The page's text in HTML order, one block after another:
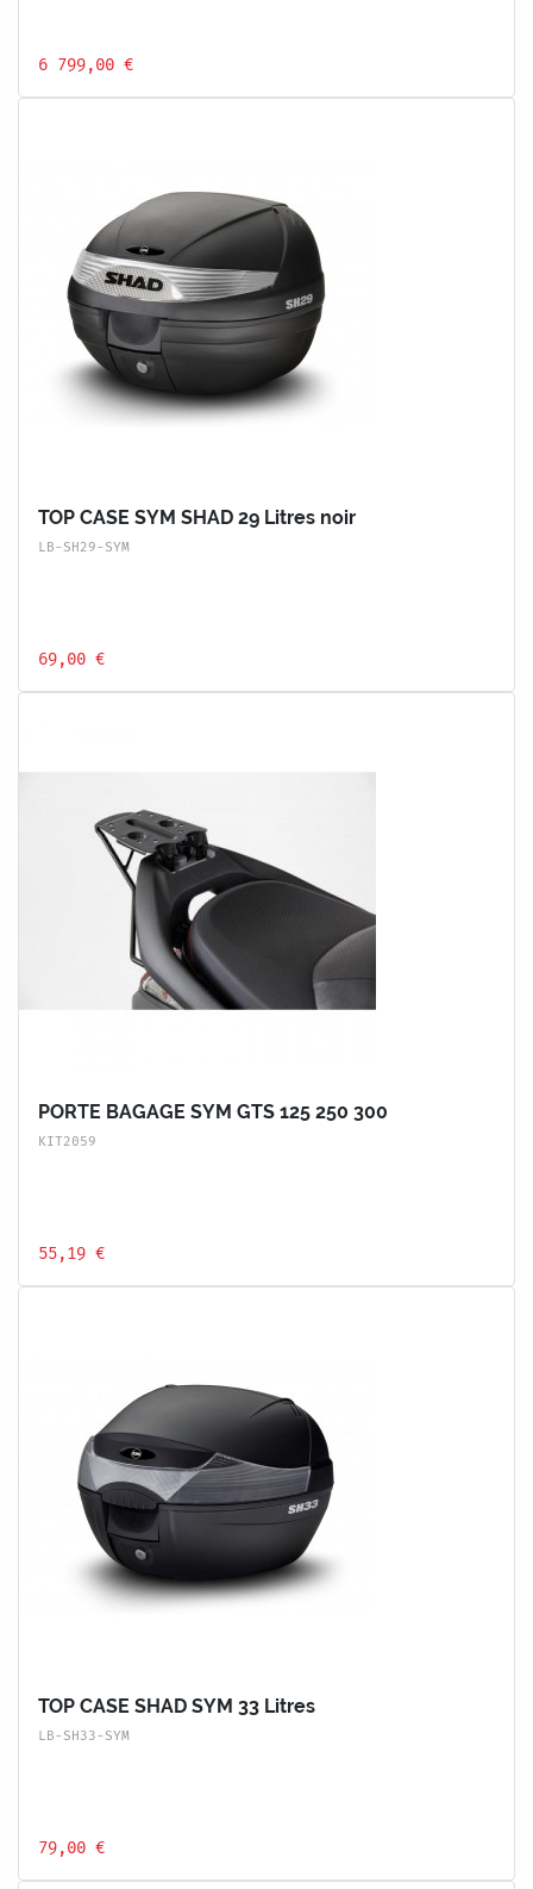
6 799,00 €
TOP CASE SYM SHAD 29 Litres noir
LB-SH29-SYM
69,00 €
PORTE BAGAGE SYM GTS 125 250 300
KIT2059
55,19 €
TOP CASE SHAD SYM 33 Litres
LB-SH33-SYM
79,00 €